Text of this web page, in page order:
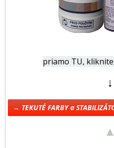
priamo TU,
↓
→ TEKUTÉ FARBY a
▲